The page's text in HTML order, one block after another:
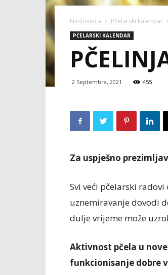
Naslovnica Pčelarski kalendar
PČELARSKI KALENDAR
2 Septembra, 2021 455
Za uspješno
Svi veći pčelarski
uznemiravanje dovodi
dulje vrijeme može
Aktivnost pčela u
funkcionisanje dobre